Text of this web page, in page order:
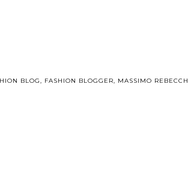
BLOG, FASHION BLOGGER, MASSIMO